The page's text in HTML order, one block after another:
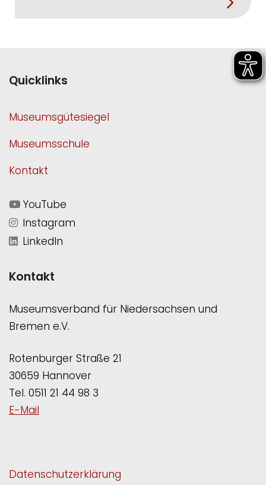
Quicklinks
Museumsgütesiegel
Museumsschule
Kontakt
YouTube
Instagram
LinkedIn
Kontakt
Museumsverband für Niedersachsen und
Bremen e.V.
Rotenburger Straße 21
30659 Hannover
Tel. 0511 21 44 98 3
E-Mail
Datenschutzerklärung